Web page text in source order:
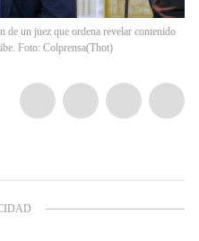
de un juez que ordena revelar contenido
Foto: Colprensa(Thot)